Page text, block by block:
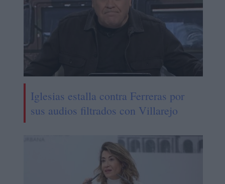
Iglesias estalla contra Ferreras por
sus audios filtrados con Villarejo